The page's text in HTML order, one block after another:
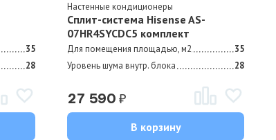
35
28
Настенные кондиционеры
Сплит-система Hisense AS-
07HR4SYCDC5 комплект
Для помещения площадью, м2
35
Уровень шума внутр. блока
28
27 590₽
В корзину